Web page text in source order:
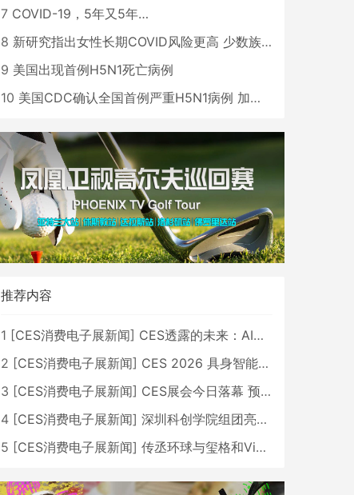
7 COVID-19，5年又5年…
8 新研究指出女性长期COVID风险更高 少数族裔儿童存在差异
9 美国出现首例H5N1死亡病例
10 美国CDC确认全国首例严重H5N1病例 加州进入紧急状态
推荐内容
1 [CES消费电子展新闻] CES透露的未来：AI、机器人与智能生活大爆发
2 [CES消费电子展新闻] CES 2026 具身智能与创新领域 中国公司大放异彩
3 [CES消费电子展新闻] CES展会今日落幕 预计2026行业收入将超五千亿美元
4 [CES消费电子展新闻] 深圳科创学院组团亮相CES 广受好评
5 [CES消费电子展新闻] 传丞环球与玺格和VibeLens共同推出全新耳机